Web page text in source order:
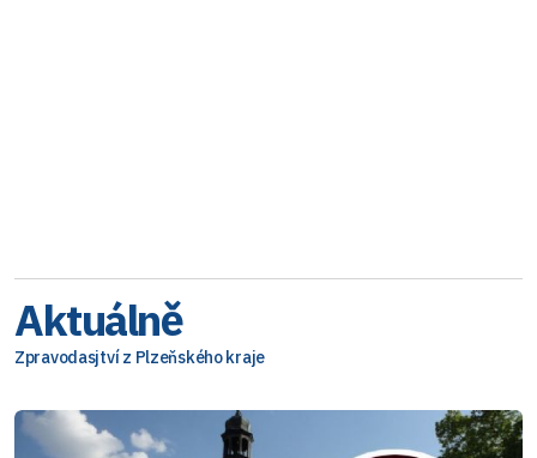
Aktuálně
Zpravodasjtví z Plzeňského kraje